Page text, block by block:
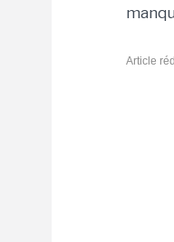
Article